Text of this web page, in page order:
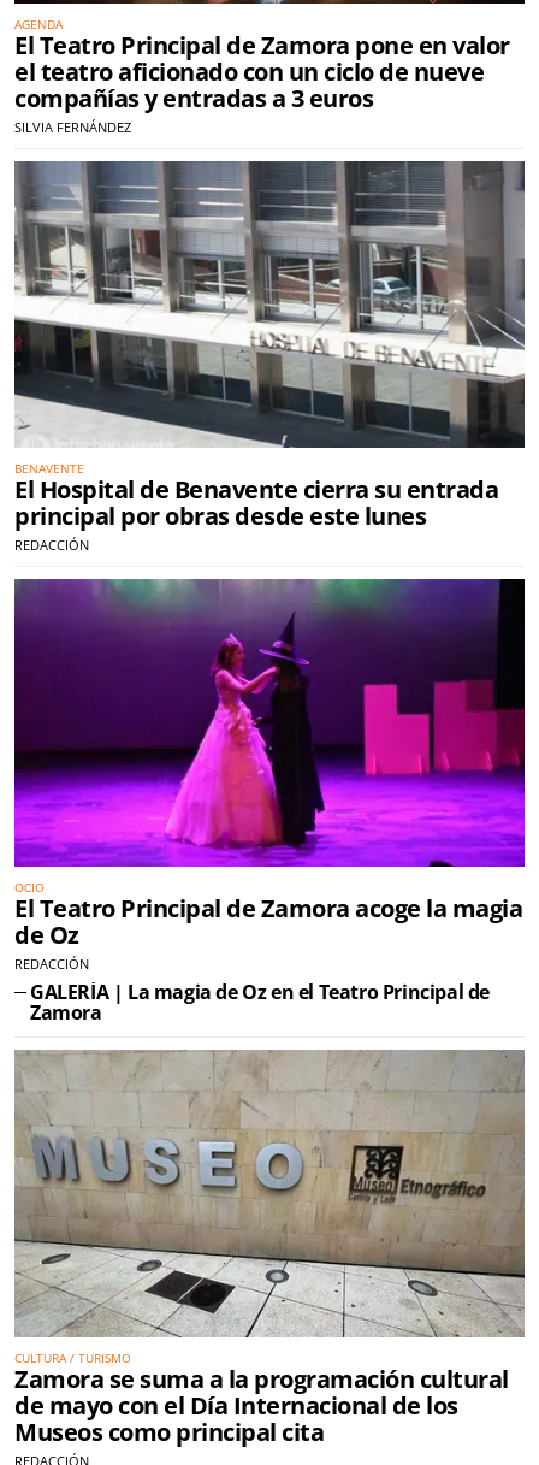
AGENDA
El Teatro Principal de Zamora pone en valor
el teatro aficionado con un ciclo de nueve
compañías y entradas a 3 euros
SILVIA FERNÁNDEZ
BENAVENTE
El Hospital de Benavente cierra su entrada
principal por obras desde este lunes
REDACCIÓN
OCIO
El Teatro Principal de Zamora acoge la magia
de Oz
REDACCIÓN
GALERÍA | La magia de Oz en el Teatro Principal de
Zamora
CULTURA / TURISMO
Zamora se suma a la programación cultural
de mayo con el Día Internacional de los
Museos como principal cita
REDACCIÓN